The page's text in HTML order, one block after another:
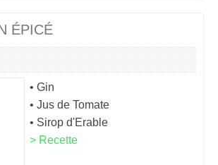
ÉPICÉ
• Gin
• Jus de Tomate
• Sirop d'Erable
> Recette